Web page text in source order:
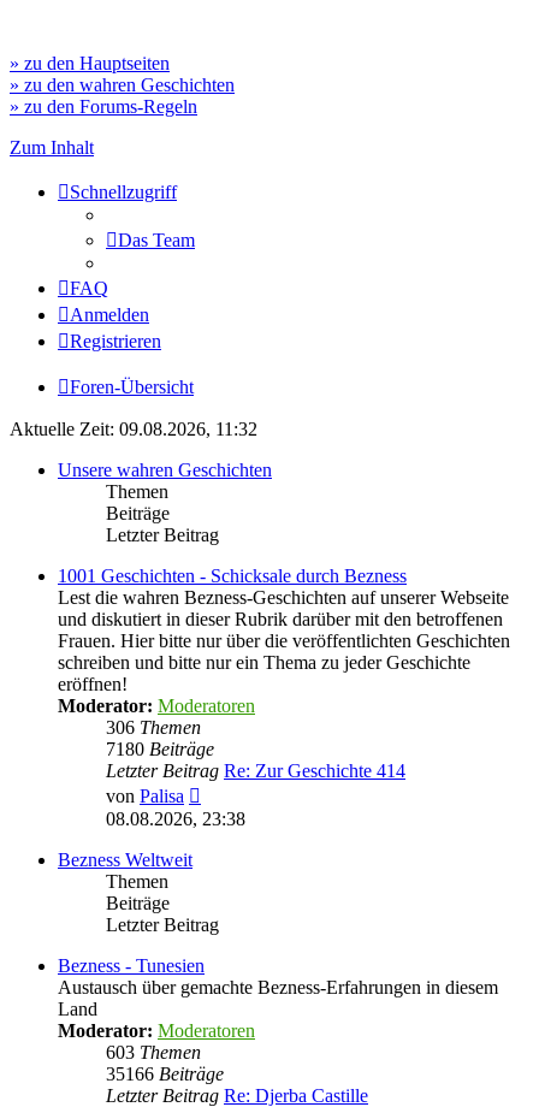
» zu den Hauptseiten
» zu den wahren Geschichten
» zu den Forums-Regeln
Zum Inhalt
Schnellzugriff
Das Team
FAQ
Anmelden
Registrieren
Foren-Übersicht
Aktuelle Zeit: 09.08.2026, 11:32
Unsere wahren Geschichten
Themen
Beiträge
Letzter Beitrag
1001 Geschichten - Schicksale durch Bezness
Lest die wahren Bezness-Geschichten auf unserer Webseite
und diskutiert in dieser Rubrik darüber mit den betroffenen
Frauen. Hier bitte nur über die veröffentlichten Geschichten
schreiben und bitte nur ein Thema zu jeder Geschichte
eröffnen!
Moderator: Moderatoren
306 Themen
7180 Beiträge
Letzter Beitrag Re: Zur Geschichte 414
von Palisa
Beitrag
08.08.2026, 23:38
Bezness Weltweit
Themen
Beiträge
Letzter Beitrag
Bezness - Tunesien
Austausch über gemachte Bezness-Erfahrungen in diesem
Land
Moderator: Moderatoren
603 Themen
35166 Beiträge
Letzter Beitrag Re: Djerba Castille